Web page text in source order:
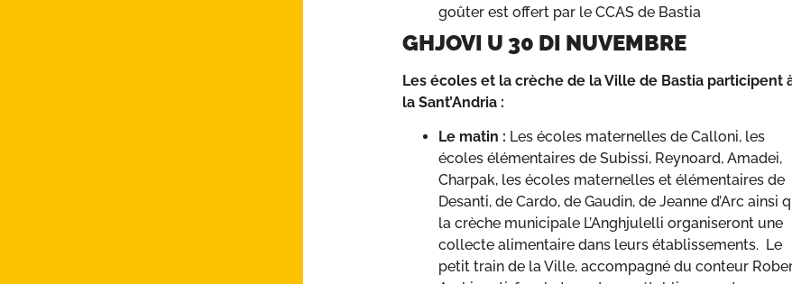
goûter est offert par le CCAS de Bastia
GHJOVI U 30 DI NUVEMBRE
Les écoles et la crèche de la Ville de Bastia participent
la Sant’Andria :
Le matin : Les écoles maternelles de Calloni, les
écoles élémentaires de Subissi, Reynoard, Amadei,
Charpak, les écoles maternelles et élémentaires de
Desanti, de Cardo, de Gaudin, de Jeanne d’Arc ainsi
la crèche municipale L’Anghjulelli organiseront une
collecte alimentaire dans leurs établissements. Le
petit train de la Ville, accompagné du conteur